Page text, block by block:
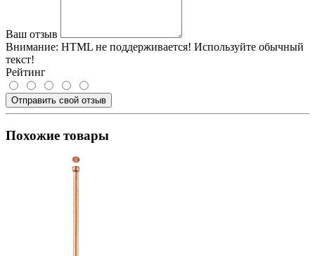
Ваш отзыв
Внимание: HTML не поддерживается! Используйте обычный
текст!
Рейтинг
Отправить свой отзыв
Похожие товары